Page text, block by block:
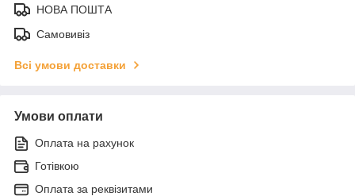
НОВА ПОШТА
Самовивіз
Всі умови доставки
Умови оплати
Оплата на рахунок
Готівкою
Оплата за реквізитами